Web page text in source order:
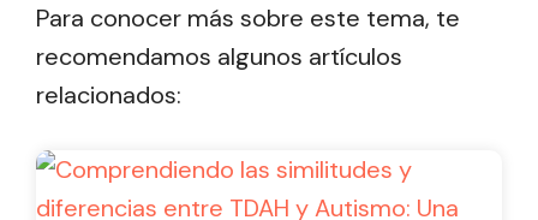
Para conocer más sobre este tema, te
recomendamos algunos artículos
relacionados: